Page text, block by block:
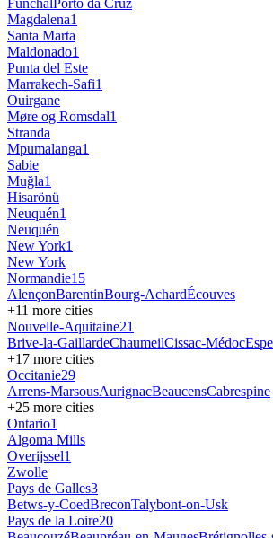
FunchalPorto da Cruz
Magdalena1
Santa Marta
Maldonado1
Punta del Este
Marrakech-Safi1
Ouirgane
Møre og Romsdal1
Stranda
Mpumalanga1
Sabie
Muğla1
Hisarönü
Neuquén1
Neuquén
New York1
New York
Normandie15
AlençonBarentinBourg-AchardÉcouves
+11 more cities
Nouvelle-Aquitaine21
Brive-la-GaillardeChaumeilCissac-Médoc
+17 more cities
Occitanie29
Arrens-MarsousAurignacBeaucensCabrespine
+25 more cities
Ontario1
Algoma Mills
Overijssel1
Zwolle
Pays de Galles3
Betws-y-CoedBreconTalybont-on-Usk
Pays de la Loire20